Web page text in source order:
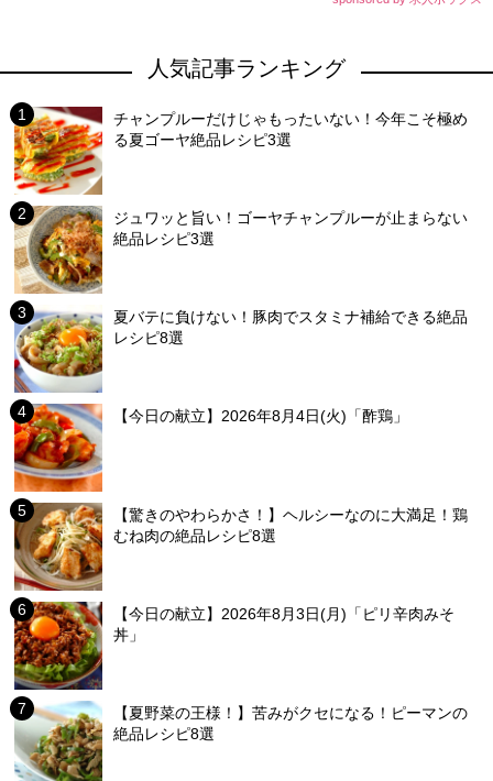
人気記事ランキング
チャンプルーだけじゃもったいない！今年こそ極め
る夏ゴーヤ絶品レシピ3選
ジュワッと旨い！ゴーヤチャンプルーが止まらない
絶品レシピ3選
夏バテに負けない！豚肉でスタミナ補給できる絶品
レシピ8選
【今日の献立】2026年8月4日(火)「酢鶏」
【驚きのやわらかさ！】ヘルシーなのに大満足！鶏
むね肉の絶品レシピ8選
【今日の献立】2026年8月3日(月)「ピリ辛肉みそ
丼」
【夏野菜の王様！】苦みがクセになる！ピーマンの
絶品レシピ8選